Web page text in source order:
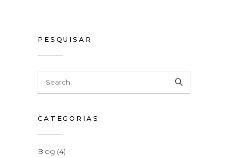
PESQUISAR
CATEGORIAS
Blog (4)